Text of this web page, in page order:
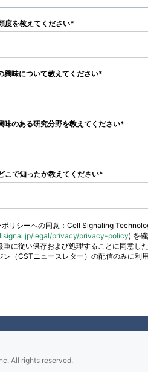
度を教えてください
興味について教えてください
味のある研究分野を教えてください
こで知ったか教えてください
ポリシーへの同意：Cell Signaling
legal/privacy/privacy-policy) を
重に従い保存および処理することに同意
ン（CSTニュースレター）の配信のみに利用
All rights reserved.